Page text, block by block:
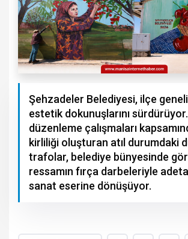
Şehzadeler Belediyesi, ilçe
estetik dokunuşlarını
düzenleme çalışmaları
kirliliği oluşturan atıl durumdaki
trafolar, belediye bünyesinde
ressamın fırça darbeleriyle
sanat eserine dönüşüyor.